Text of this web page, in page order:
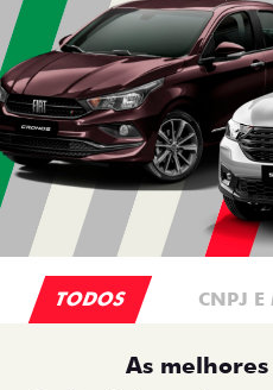
TODOS CNPJ E
As